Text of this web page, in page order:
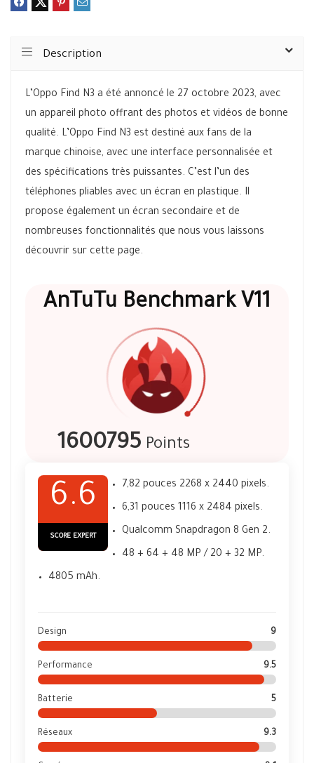
Description
L’Oppo Find N3 a été annoncé le 27 octobre 2023, avec
un appareil photo offrant des photos et vidéos de bonne
qualité. L’Oppo Find N3 est destiné aux fans de la
marque chinoise, avec une interface personnalisée et
des spécifications très puissantes. C’est l’un des
téléphones pliables avec un écran en plastique. Il
propose également un écran secondaire et de
nombreuses fonctionnalités que nous vous laissons
découvrir sur cette page.
AnTuTu Benchmark V11
1600795 Points
6.6
SCORE EXPERT
7,82 pouces 2268 x 2440 pixels.
6,31 pouces 1116 x 2484 pixels.
Qualcomm Snapdragon 8 Gen 2.
48 + 64 + 48 MP / 20 + 32 MP.
4805 mAh.
Design 9
Performance 9.5
Batterie 5
Réseaux 9.3